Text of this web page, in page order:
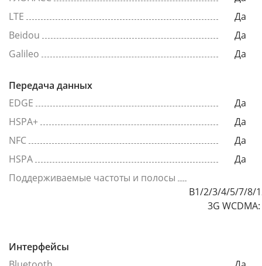
LTE
Да
Beidou
Да
Galileo
Да
Передача данных
EDGE
Да
HSPA+
Да
NFC
Да
HSPA
Да
Поддерживаемые частоты и полосы
B1/2/3/4/5/7/8/
3G
Интерфейсы